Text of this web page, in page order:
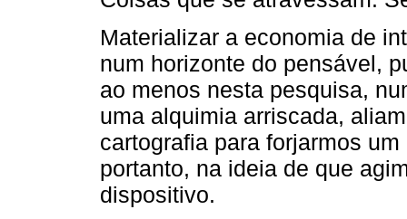
Materializar a economia de
num horizonte do pensável,
ao menos nesta pesquisa,
uma alquimia arriscada,
cartografia para forjarmos
portanto, na ideia de que
dispositivo.